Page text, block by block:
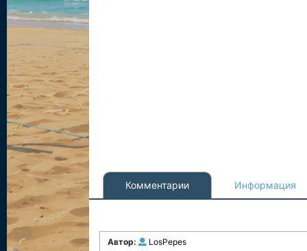
Комментарии Информация
Автор:
LosPepes